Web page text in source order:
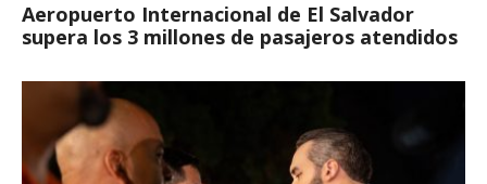
Aeropuerto Internacional de El Salvador
supera los 3 millones de pasajeros atendidos